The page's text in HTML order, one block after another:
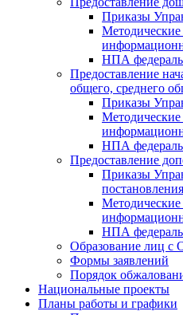
Приказы
НПА
Предоставление
общего, среднего
Приказы
НПА
Предоставление
Приказы
НПА
Образование лиц с
Формы заявлений
Порядок
Национальные проекты
Планы работы и графики